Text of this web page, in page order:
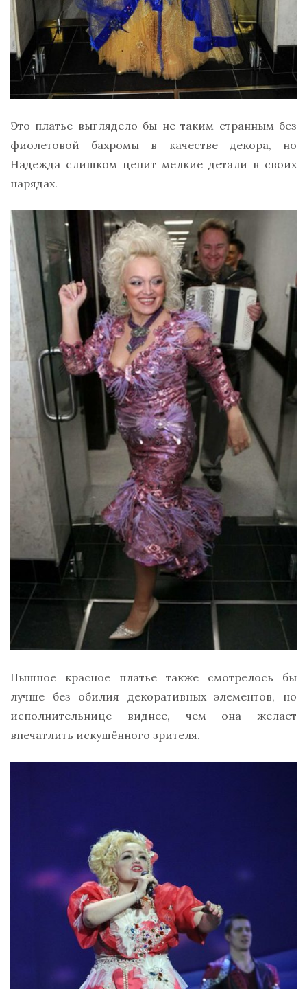
Это платье выглядело бы не таким странным без
фиолетовой бахромы в качестве декора, но
Надежда слишком ценит мелкие детали в своих
нарядах.
Пышное красное платье также смотрелось бы
лучше без обилия декоративных элементов, но
исполнительнице виднее, чем она желает
впечатлить искушённого зрителя.